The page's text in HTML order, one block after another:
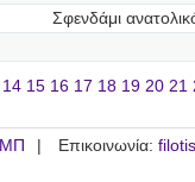
Σφενδάμι
14 15 16 17 18 19 20 21
Επικοινωνία: